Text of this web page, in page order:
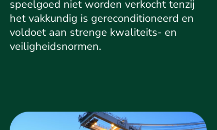
speelgoed niet worden verkocht tenzij
het vakkundig is gereconditioneerd en
voldoet aan strenge kwaliteits- en
veiligheidsnormen.